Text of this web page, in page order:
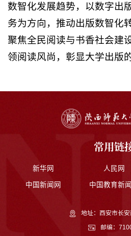
数智化发展趋势，以数字出
务为方向，推动出版数智化
聚焦全民阅读与书香社会建
领阅读风尚，彰显大学出版
常用链
新华网 人民网
中国新闻网 中国教育新
地址：西安市长
邮编：